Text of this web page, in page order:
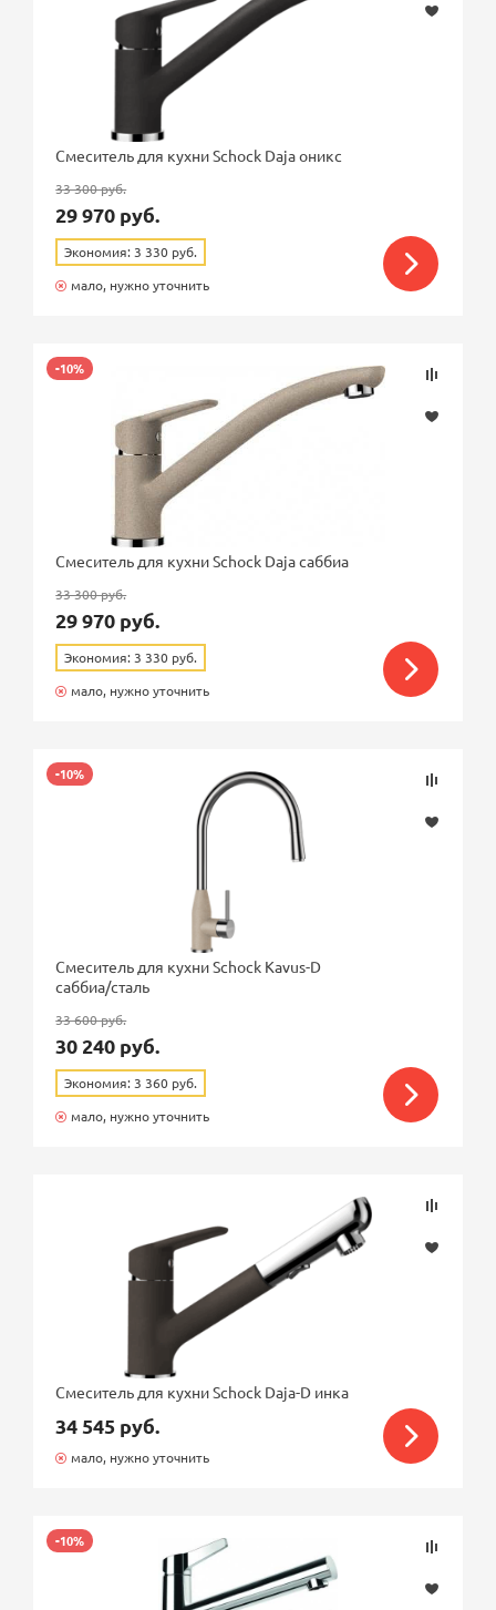
Смеситель для кухни Schock Daja оникс
33 300 руб.
29 970 руб.
Экономия: 3 330 руб.
мало, нужно уточнить
-10%
Смеситель для кухни Schock Daja саббиа
33 300 руб.
29 970 руб.
Экономия: 3 330 руб.
мало, нужно уточнить
-10%
Смеситель для кухни Schock Kavus-D
саббиа/сталь
33 600 руб.
30 240 руб.
Экономия: 3 360 руб.
мало, нужно уточнить
Смеситель для кухни Schock Daja-D инка
34 545 руб.
мало, нужно уточнить
-10%